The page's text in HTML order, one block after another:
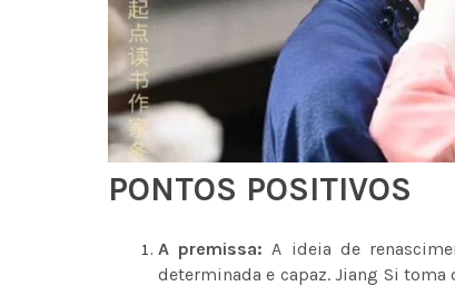
PONTOS POSITIVOS
A premissa: A ideia de
determinada e capaz. Jiang Si